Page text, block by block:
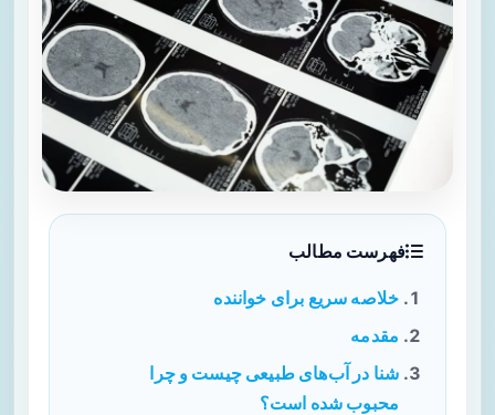
فهرست مطالب
خلاصه سریع برای خواننده
مقدمه
شنا در آب‌های طبیعی چیست و چرا
محبوب شده است؟